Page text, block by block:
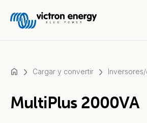
Por
Cargar y convertir
MultiPlus 2000VA